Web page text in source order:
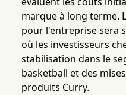
marque à long terme.
pour l'entreprise sera
où les investisseurs
stabilisation dans le
basketball et des
produits Curry.